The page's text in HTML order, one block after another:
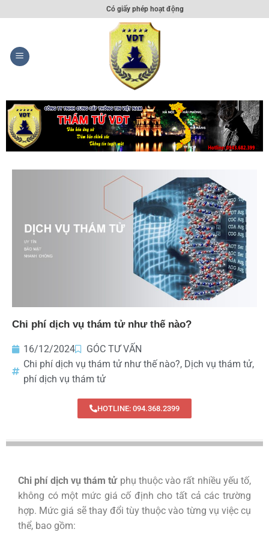
Có giấy phép hoạt động
Chi phí dịch vụ thám tử như thế nào?
16/12/2024
GÓC TƯ VẤN
Chi phí dịch vụ thám tử như thế nào?, Dịch vụ thám tử,
phí dịch vụ thám tử
HOTLINE: 094.368.2399
Chi phí dịch vụ thám tửphụ thuộc vào rất nhiều yếu tố,
không có một mức giá cố định cho tất cả các trường
hợp. Mức giá sẽ thay đổi tùy thuộc vào từng vụ việc cụ
thể, bao gồm: